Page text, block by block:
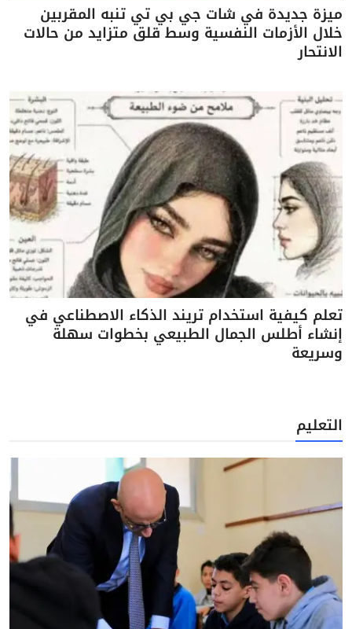
ميزة جديدة في شات جي بي تي تنبه المقربين
خلال الأزمات النفسية وسط قلق متزايد من حالات
الانتحار
تعلم كيفية استخدام تريند الذكاء الاصطناعي في
إنشاء أطلس الجمال الطبيعي بخطوات سهلة
وسريعة
التعليم